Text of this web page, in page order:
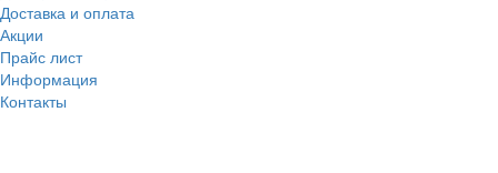
Доставка и оплата
Акции
Прайс лист
Информация
Контакты